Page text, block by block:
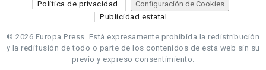
Política de privacidad
Configuración de Cookies
Publicidad estatal
© 2026 Europa Press. Está expresamente prohibida la redistribución
y la redifusión de todo o parte de los contenidos de esta web sin su
previo y expreso consentimiento.